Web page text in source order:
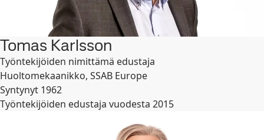
Tomas Karlsson
Työntekijöiden nimittämä edustaja
Huoltomekaanikko, SSAB Europe
Syntynyt 1962
Työntekijöiden edustaja vuodesta 2015